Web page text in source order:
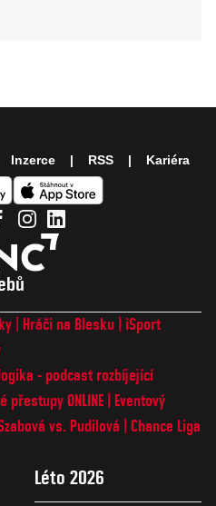
Hráči na Blesku
iSport
- podcast rozbíjející
přestupy ONLINE
Eventový
Szabová vs. Pudilová
Chance Liga
Léto 2026
Inzerce RSS Kariéra